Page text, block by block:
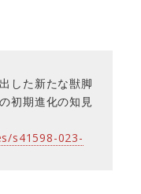
した新たな獣脚
初期進化の知見
s41598-023-